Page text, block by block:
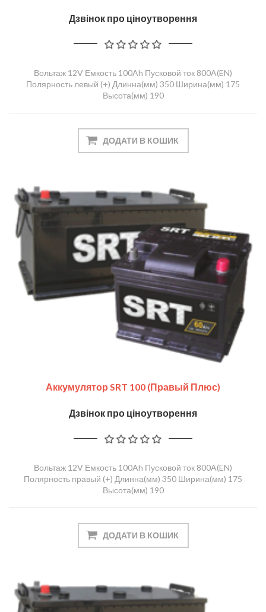
Дзвінок про ціноутворення
Вольтаж 12V Емкость 100Ah Пусковой ток 800A(EN)
Полярность левый (+) Длинна(мм) 350 Ширина(мм) 175
Высота(мм) 190
Аккумулятор SRT 100 (правый Плюс)
Дзвінок про ціноутворення
Вольтаж 12V Емкость 100Ah Пусковой ток 800A(EN)
Полярность правый (+) Длинна(мм) 350 Ширина(мм) 175
Высота(мм) 190